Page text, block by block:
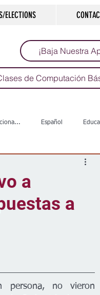
ELECTIONS
¡Baja Nuestra
de Computación
Español
Comunidad Historias que
a
a
persona, no vieron